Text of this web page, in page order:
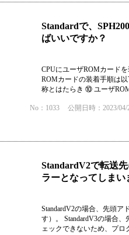
Standardで、
ばいいですか？
CPUにユーザROMカード
ROMカードの装着手順は
称とはたらき ⑩ ユーザ
No：1033 公開日時：2023/04/
StandardV2で転送
ラーとなってしまい
StandardV2の場合、先頭
す）。 StandardV3の場合
ェックできないため、プロ